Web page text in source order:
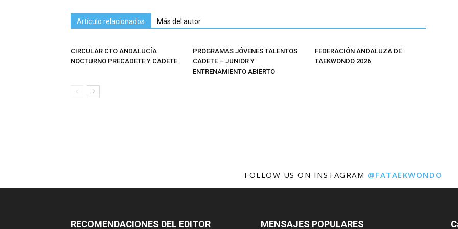
Artículo relacionados Más del autor
CIRCULAR CTO ANDALUCÍA
NOCTURNO PRECADETE Y CADETE
PROGRAMAS JÓVENES TALENTOS
CADETE – JUNIOR Y
ENTRENAMIENTO ABIERTO
FEDERACIÓN ANDALUZA DE
TAEKWONDO 2026
FOLLOW US ON INSTAGRAM @FATAEKWONDO
RECOMENDACIONES DEL EDITOR MENSAJES POPULARES